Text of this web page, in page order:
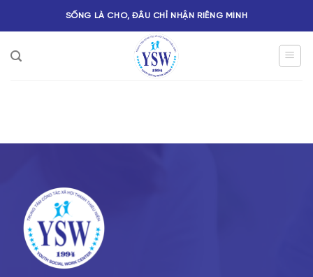
SỐNG LÀ CHO, ĐÂU CHỈ NHẬN RIÊNG MÌNH